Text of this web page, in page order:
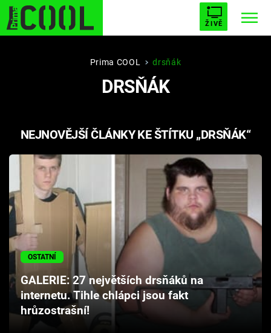
ŽIVĚ
STARHOUSE BUFFY, PŘEMOŽITELKA UPÍRŮ
PLNEJ KOTEL AVENGERS 5
Témata
Filmy
Seriály
Hry
Cool Esport
Pořady
Prima COOL drsňák
DRSŇÁK
NEJNOVĚJŠÍ ČLÁNKY KE ŠTÍTKU „DRSŇÁK“
OSTATNÍ
GALERIE: 27 největších drsňáků na
internetu. Tihle chlápci jsou fakt
hrůzostrašní!